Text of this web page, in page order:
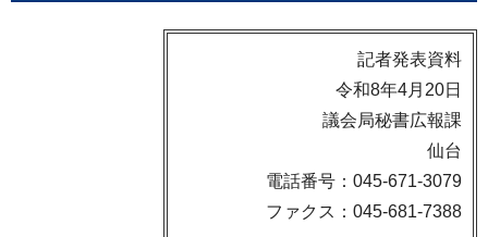
記者発表資料
令和8年4月20日
議会局秘書広報課
仙台
電話番号：045-671-3079
ファクス：045-681-7388